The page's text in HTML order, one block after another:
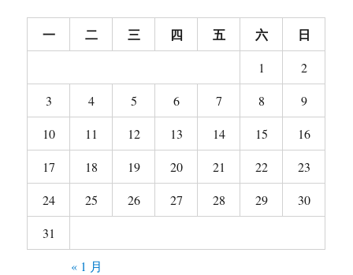
一 二 三 四 五 六 日
1
2
3
4 5 6 7 8
9
10
11 12 13 14 15
16
17
18 19 20 21 22
23
24
25 26 27 28 29
30
31
« 1 月